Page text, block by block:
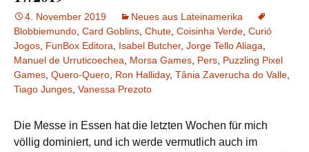
4. November 2019
Neues aus Lateinamerika
Blobbiemundo Card Goblins Chute Coisinha Verde Curió
Jogos FunBox Editora Isabel Butcher, Jorge Tello Aliaga
Manuel de Urruticoechea
Morsa Games Pers Puzzling Pixel
Games Quero-Quero Ron Halliday, Tânia Zaverucha do Valle
Tiago Junges Vanessa Prezoto
Die Messe in Essen hat die letzten Wochen für mich
völlig dominiert, und ich werde vermutlich auch im